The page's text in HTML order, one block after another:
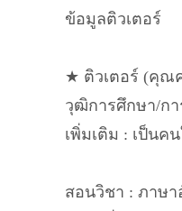
ข้อมูลติวเตอร์
★ ติวเตอร์ (คุณ
วุฒิการศึกษา/ก
เพิ่มเติม : เป็นค
สอนวิชา : ภาษ